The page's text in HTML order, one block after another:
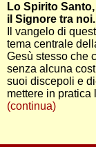
Lo Spirito
il Signore tra noi.
Il vangelo di
tema centrale
Gesù stesso che
senza alcuna
suoi discepoli e
mettere in pratica
(continua)